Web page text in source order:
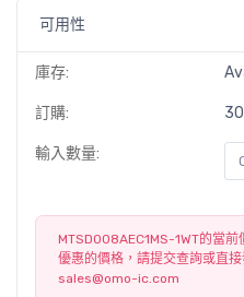
可用性
庫存:
訂購:
輸入數量:
MTSD008AEC1MS-1WT的當
優惠的價格，請提交查詢或直
sales@omo-ic.com